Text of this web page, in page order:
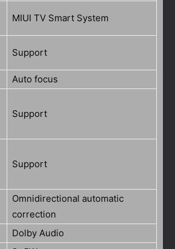
MIUI TV Smart System
Support
Auto focus
Support
Support
Omnidirectional automatic
correction
Dolby Audio